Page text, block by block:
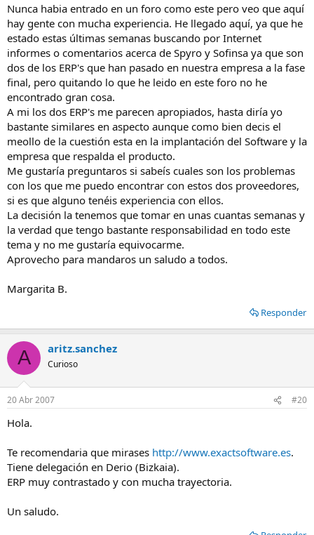
Nunca habia entrado en un foro como este pero veo que aquí
hay gente con mucha experiencia. He llegado aquí, ya que he
estado estas últimas semanas buscando por Internet
informes o comentarios acerca de Spyro y Sofinsa ya que son
dos de los ERP's que han pasado en nuestra empresa a la fase
final, pero quitando lo que he leido en este foro no he
encontrado gran cosa.
A mi los dos ERP's me parecen apropiados, hasta diría yo
bastante similares en aspecto aunque como bien decis el
meollo de la cuestión esta en la implantación del Software y la
empresa que respalda el producto.
Me gustaría preguntaros si sabeís cuales son los problemas
con los que me puedo encontrar con estos dos proveedores,
si es que alguno tenéis experiencia con ellos.
La decisión la tenemos que tomar en unas cuantas semanas y
la verdad que tengo bastante responsabilidad en todo este
tema y no me gustaría equivocarme.
Aprovecho para mandaros un saludo a todos.
Margarita B.
Responder
A aritz.sanchez
Curioso
20 Abr 2007 #20
Hola.
Te recomendaria que mirases http://www.exactsoftware.es.
Tiene delegación en Derio (Bizkaia).
ERP muy contrastado y con mucha trayectoria.
Un saludo.